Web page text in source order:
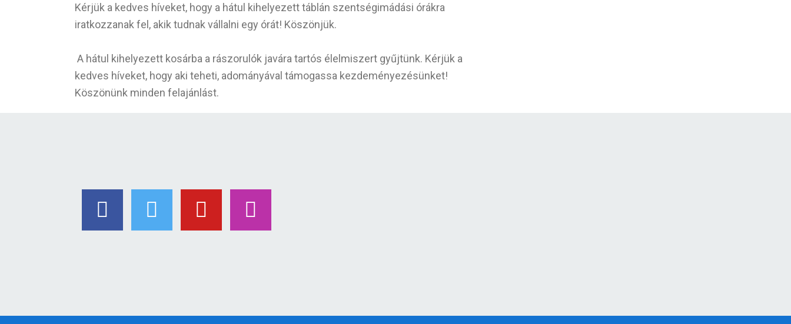
Kérjük a kedves híveket, hogy a hátul kihelyezett táblán szentségimádási órákra
iratkozzanak fel, akik tudnak vállalni egy órát! Köszönjük.
A hátul kihelyezett kosárba a rászorulók javára tartós élelmiszert gyűjtünk. Kérjük a
kedves híveket, hogy aki teheti, adományával támogassa kezdeményezésünket!
Köszönünk minden felajánlást.